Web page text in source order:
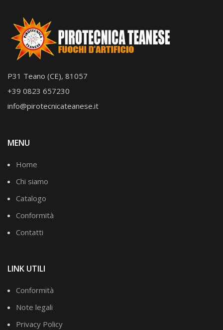
P31 Teano (CE), 81057
+39 0823 657230
info@pirotecnicateanese.it
MENU
Home
Chi siamo
Catalogo
Conformità
Contatti
LINK UTILI
Conformità
Note legali
Privacy Policy